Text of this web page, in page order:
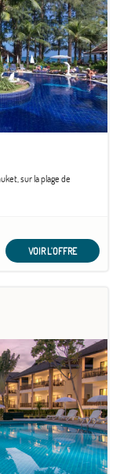
sur la plage de
VOIR L'OFFRE